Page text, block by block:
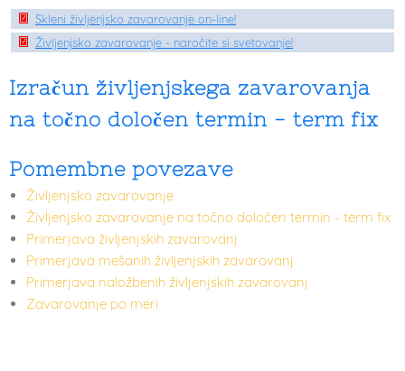
Skleni življenjsko zavarovanje on-line!
Življenjsko zavarovanje - naročite si svetovanje!
Izračun življenjskega zavarovanja
na točno določen termin - term fix
Pomembne povezave
Življenjsko zavarovanje
Življenjsko zavarovanje na točno določen termin - term fix
Primerjava življenjskih zavarovanj
Primerjava mešanih življenjskih zavarovanj
Primerjava naložbenih življenjskih zavarovanj
Zavarovanje po meri